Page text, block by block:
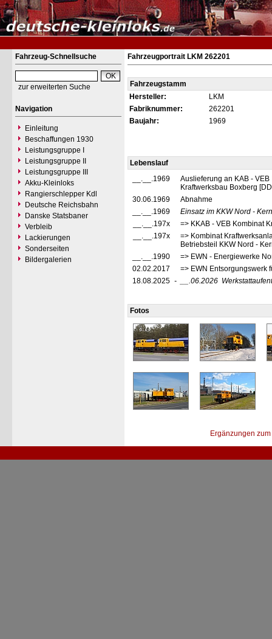
Fahrzeug-Schnellsuche
zur erweiterten Suche
Navigation
Einleitung
Beschaffungen 1930
Leistungsgruppe I
Leistungsgruppe II
Leistungsgruppe III
Akku-Kleinloks
Rangierschlepper Kdl
Deutsche Reichsbahn
Danske Statsbaner
Verbleib
Lackierungen
Sonderseiten
Bildergalerien
Fahrzeugportrait LKM 262201
Fahrzeugstamm
Hersteller:
LKM
Fabriknummer:
262201
Baujahr:
1969
Lebenslauf
__.__.1969
Auslieferung an KAB -
Kraftwerksbau Boxberg
30.06.1969
Abnahme
__.__.1969
Einsatz im KKW Nord -
__.__.197x
=> KKAB - VEB Kombinat
__.__.197x
=> Kombinat
Betriebsteil KKW Nord -
__.__.1990
=> EWN - Energiewerke
02.02.2017
=> EWN Entsorgungswerk
18.08.2025 - __.06.2026
Fotos
Ergänzungen